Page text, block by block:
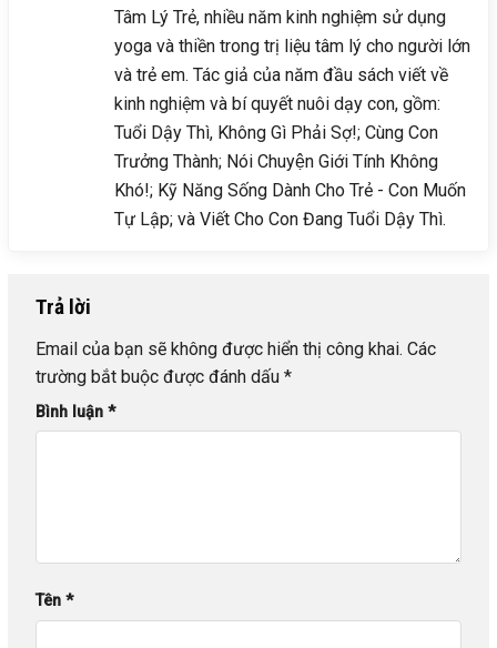
Tâm Lý Trẻ, nhiều năm kinh nghiệm sử dụng
yoga và thiền trong trị liệu tâm lý cho người lớn
và trẻ em. Tác giả của năm đầu sách viết về
kinh nghiệm và bí quyết nuôi dạy con, gồm:
Tuổi Dậy Thì, Không Gì Phải Sợ!; Cùng Con
Trưởng Thành; Nói Chuyện Giới Tính Không
Khó!; Kỹ Năng Sống Dành Cho Trẻ - Con Muốn
Tự Lập; và Viết Cho Con Đang Tuổi Dậy Thì.
Trả lời
Email của bạn sẽ không được hiển thị công khai. Các
trường bắt buộc được đánh dấu *
Bình luận *
Tên *